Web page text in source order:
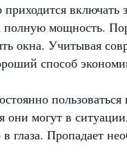
включать
полную мощность.
окна. Учитывая
способ
пользоваться
они могут в
глаза. Пропадает